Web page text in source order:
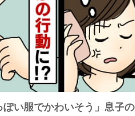
い服でかわいそう」息子